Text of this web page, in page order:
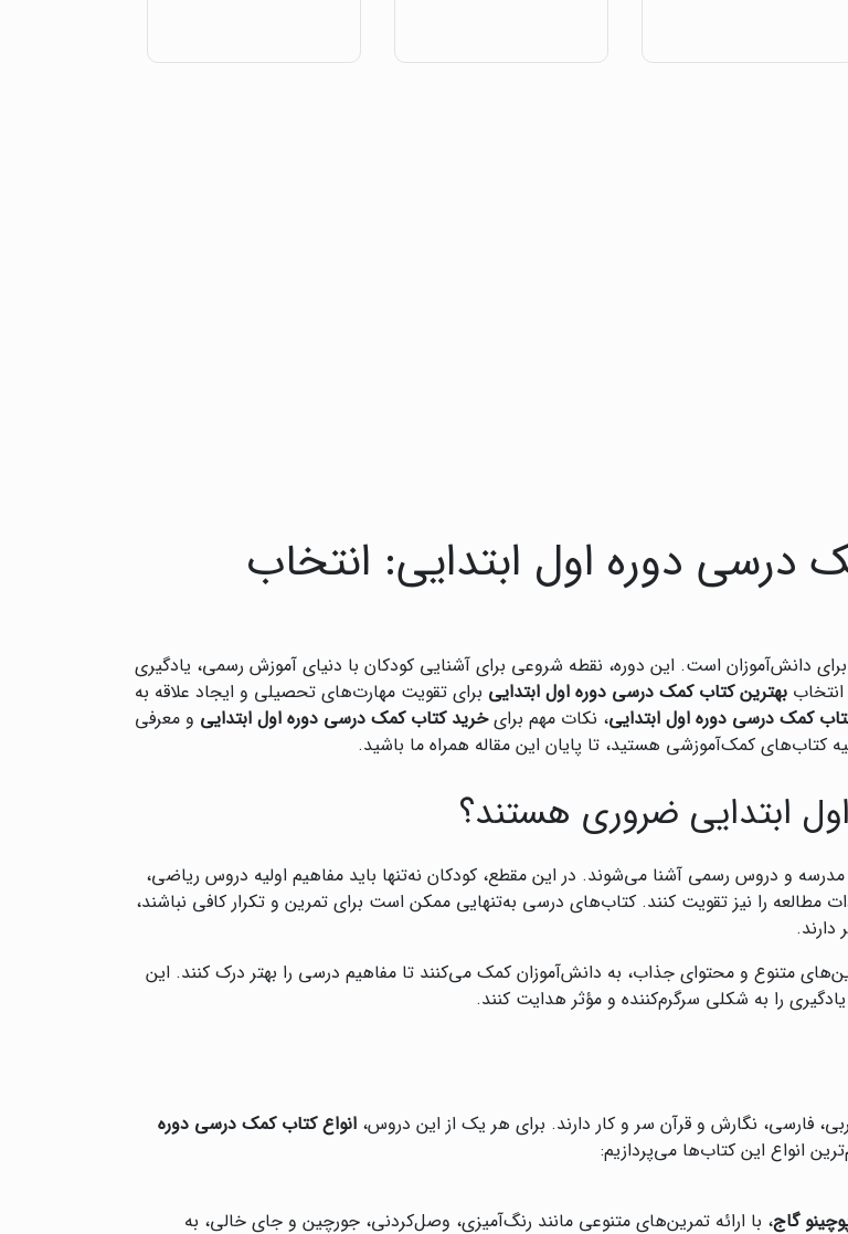
درسی دوره اول ابتدایی: انتخاب
دانش‌آموزان است. این دوره، نقطه شروعی برای آشنایی کودکان با دنیای آموزش رسمی، یادگیری
بهترین کتاب کمک درسی دوره اول ابتدایی برای تقویت مهارت‌های تحصیلی و ایجاد علاقه به
کمک درسی دوره اول ابتدایی، نکات مهم برایخرید کتاب کمک درسی دوره اول ابتدایی و معرفی
کتاب‌های کمک‌آموزشی هستید، تا پایان این مقاله همراه ما باشید.
ابتدایی ضروری هستند؟
مدرسه و دروس رسمی آشنا می‌شوند. در این مقطع، کودکان نه‌تنها باید مفاهیم اولیه دروس ریاضی،
مطالعه را نیز تقویت کنند. کتاب‌های درسی به‌تنهایی ممکن است برای تمرین و تکرار کافی نباشند،
دارند.
متنوع و محتوای جذاب، به دانش‌آموزان کمک می‌کنند تا مفاهیم درسی را بهتر درک کنند. این
را به شکلی سرگرم‌کننده و مؤثر هدایت کنند.
فارسی، نگارش و قرآن سر و کار دارند. برای هر یک از این دروس، انواع کتاب کمک درسی دوره
انواع این کتاب‌ها می‌پردازیم:
گاج، با ارائه تمرین‌های متنوعی مانند رنگ‌آمیزی، وصل‌کردنی، جورچین و جای خالی، به